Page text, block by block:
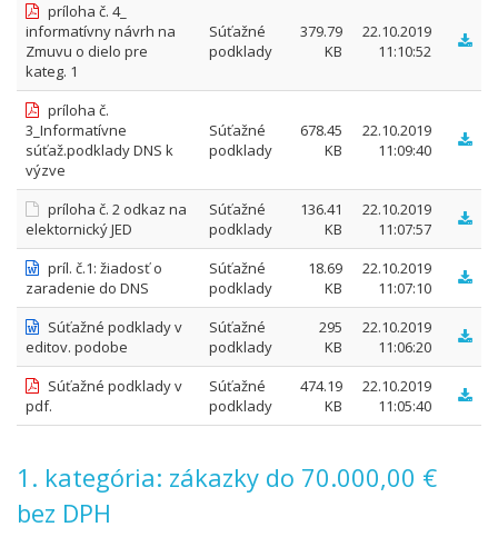
príloha č. 4_
informatívny návrh na
Zmuvu o dielo pre
kateg. 1
Súťažné
podklady
379.79
KB
22.10.2019
11:10:52
príloha č.
3_Informatívne
súťaž.podklady DNS k
výzve
Súťažné
podklady
678.45
KB
22.10.2019
11:09:40
príloha č. 2 odkaz na
elektornický JED
Súťažné
podklady
136.41
KB
22.10.2019
11:07:57
príl. č.1: žiadosť o
zaradenie do DNS
Súťažné
podklady
18.69
KB
22.10.2019
11:07:10
Súťažné podklady v
editov. podobe
Súťažné
podklady
295
KB
22.10.2019
11:06:20
Súťažné podklady v
pdf.
Súťažné
podklady
474.19
KB
22.10.2019
11:05:40
1. kategória: zákazky do 70.000,00 €
bez DPH